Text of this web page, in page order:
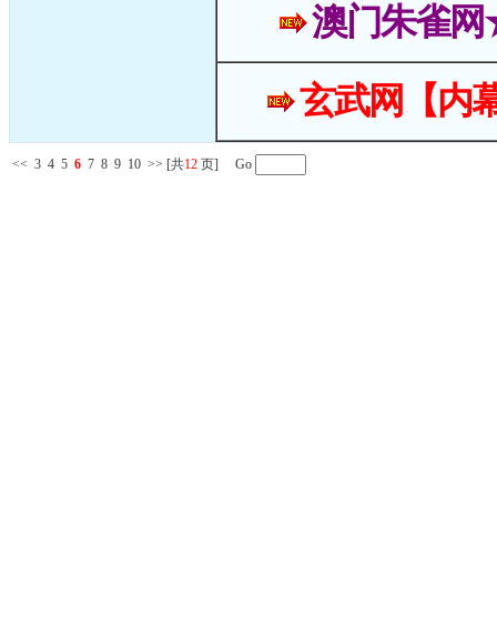
澳门朱雀
玄武网【内
<< 3 4 5 6 7 8 9 10 >> [共12 页] Go